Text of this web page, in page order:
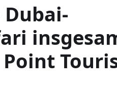
Dubai-